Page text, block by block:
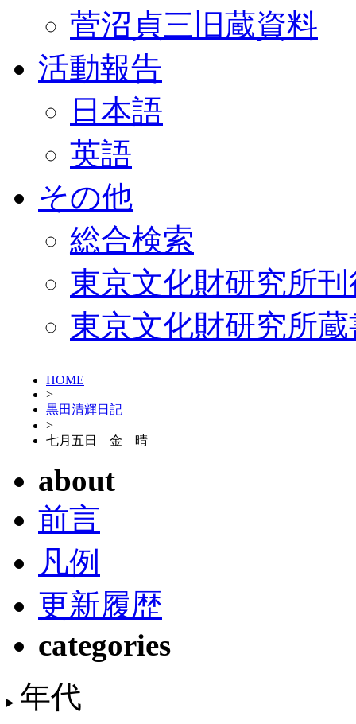
菅沼貞三旧蔵資料
活動報告
日本語
英語
その他
総合検索
東京文化財研究所
東京文化財研究所
HOME
>
黒田清輝日記
>
七月五日 金 晴
about
前言
凡例
更新履歴
categories
年代